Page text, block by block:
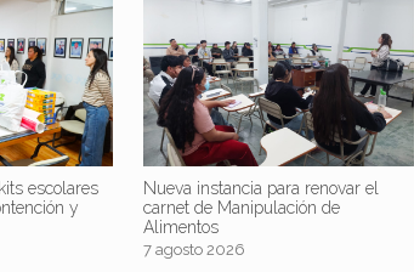
escolares
y
Nueva instancia para renovar el
carnet de Manipulación de
Alimentos
7 agosto 2026